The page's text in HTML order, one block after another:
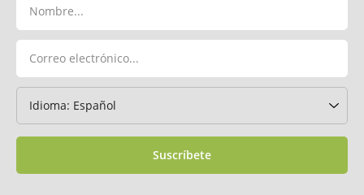
Suscríbete